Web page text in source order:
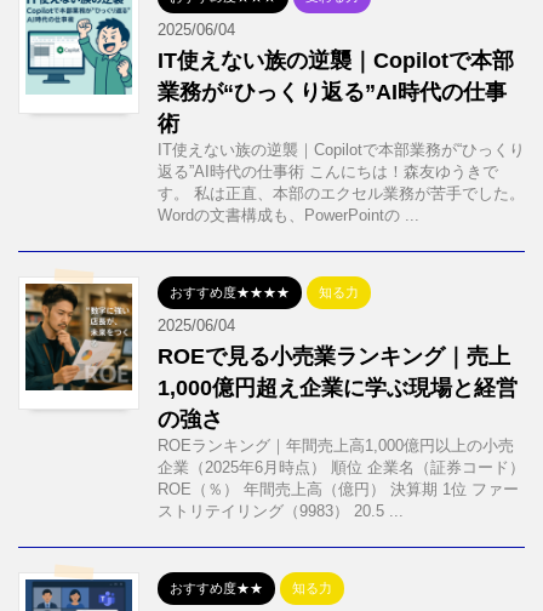
2025/06/04
IT使えない族の逆襲｜Copilotで本部
業務が“ひっくり返る”AI時代の仕事
術
IT使えない族の逆襲｜Copilotで本部業務が“ひっくり
返る”AI時代の仕事術 こんにちは！森友ゆうきで
す。 私は正直、本部のエクセル業務が苦手でした。
Wordの文書構成も、PowerPointの ...
おすすめ度★★★★ 知る力
2025/06/04
ROEで見る小売業ランキング｜売上
1,000億円超え企業に学ぶ現場と経営
の強さ
ROEランキング｜年間売上高1,000億円以上の小売
企業（2025年6月時点） 順位 企業名（証券コード）
ROE（％） 年間売上高（億円） 決算期 1位 ファー
ストリテイリング（9983） 20.5 ...
おすすめ度★★ 知る力